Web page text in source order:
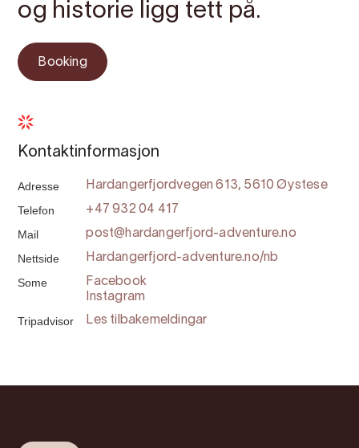
og historie ligg tett på.
Booking
Kontaktinformasjon
Adresse Hardangerfjordvegen 613, 5610 Øystese
Telefon +47 932 04 417
Mail post@hardangerfjord-adventure.no
Nettside Hardangerfjord-adventure.no/nb
Some
Facebook
Instagram
Tripadvisor Les tilbakemeldingar